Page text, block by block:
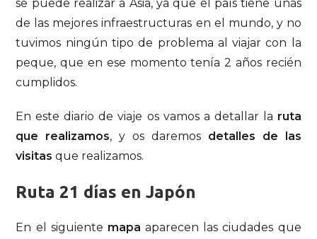
se puede realizar a Asia, ya que el país tiene unas
de las mejores infraestructuras en el mundo, y no
tuvimos ningún tipo de problema al viajar con la
peque, que en ese momento tenía 2 años recién
cumplidos.
En este diario de viaje os vamos a detallar la ruta
que realizamos, y os daremos detalles de las
visitas que realizamos.
Ruta 21 días en Japón
En el siguiente mapa aparecen las ciudades que